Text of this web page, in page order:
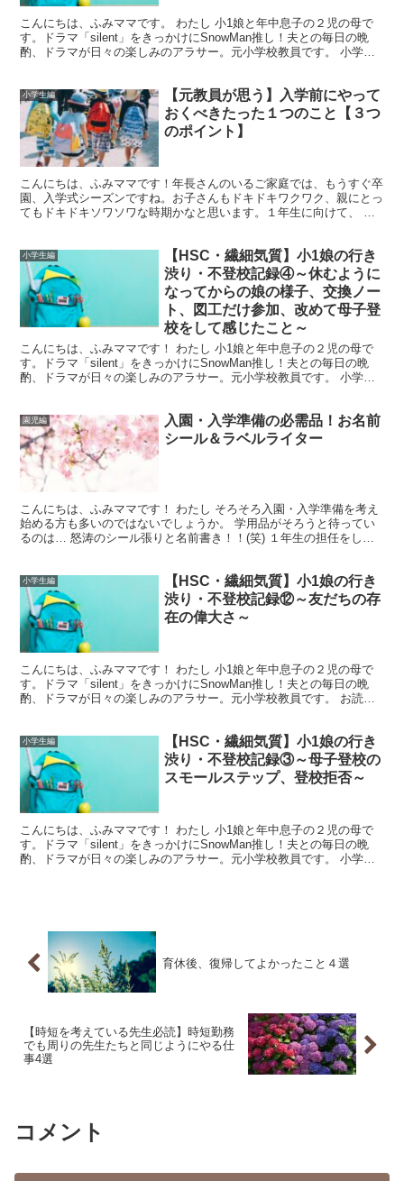
こんにちは、ふみママです。 わたし 小1娘と年中息子の２児の母で
す。ドラマ「silent」をきっかけにSnowMan推し！夫との毎日の晩
酌、ドラマが日々の楽しみのアラサー。元小学校教員です。 小学校
小学生編
【元教員が思う】入学前にやって
おくべきたった１つのこと【３つ
のポイント】
こんにちは、ふみママです！年長さんのいるご家庭では、もうすぐ卒
園、入学式シーズンですね。お子さんもドキドキワクワク、親にとっ
てもドキドキソワソワな時期かなと思います。１年生に向けて、 い
小学生編
【HSC・繊細気質】小1娘の行き
渋り・不登校記録④～休むように
なってからの娘の様子、交換ノー
ト、図工だけ参加、改めて母子登
校をして感じたこと～
こんにちは、ふみママです！ わたし 小1娘と年中息子の２児の母で
す。ドラマ「silent」をきっかけにSnowMan推し！夫との毎日の晩
酌、ドラマが日々の楽しみのアラサー。元小学校教員です。 小学校
園児編
入園・入学準備の必需品！お名前
シール＆ラベルライター
こんにちは、ふみママです！ わたし そろそろ入園・入学準備を考え
始める方も多いのではないでしょうか。 学用品がそろうと待ってい
るのは… 怒涛のシール張りと名前書き！！(笑) １年生の担任をして
小学生編
【HSC・繊細気質】小1娘の行き
渋り・不登校記録⑫～友だちの存
在の偉大さ～
こんにちは、ふみママです！ わたし 小1娘と年中息子の２児の母で
す。ドラマ「silent」をきっかけにSnowMan推し！夫との毎日の晩
酌、ドラマが日々の楽しみのアラサー。元小学校教員です。 お読み
小学生編
【HSC・繊細気質】小1娘の行き
渋り・不登校記録③～母子登校の
スモールステップ、登校拒否～
こんにちは、ふみママです！ わたし 小1娘と年中息子の２児の母で
す。ドラマ「silent」をきっかけにSnowMan推し！夫との毎日の晩
酌、ドラマが日々の楽しみのアラサー。元小学校教員です。 小学校
育休後、復帰してよかったこと４選
【時短を考えている先生必読】時短勤務
でも周りの先生たちと同じようにやる仕
事4選
コメント